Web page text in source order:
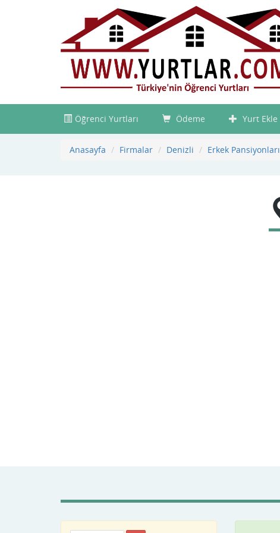
Öğrenci Yurtları Ödeme Yurt Ekle
Anasayfa Firmalar Denizli Erkek Pansiyonları